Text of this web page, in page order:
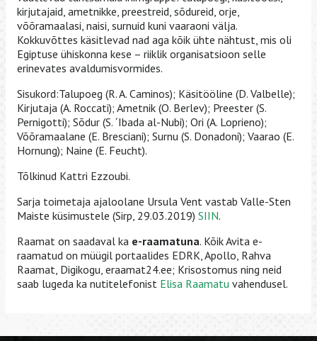
kirjutajaid, ametnikke, preestreid, sõdureid, orje,
võõramaalasi, naisi, surnuid kuni vaaraoni välja.
Kokkuvõttes käsitlevad nad aga kõik ühte nähtust, mis oli
Egiptuse ühiskonna kese – riiklik organisatsioon selle
erinevates avaldumisvormides.
Sisukord:Talupoeg (R. A. Caminos); Käsitööline (D. Valbelle);
Kirjutaja (A. Roccati); Ametnik (O. Berlev); Preester (S.
Pernigotti); Sõdur (S. ´Ibada al-Nubi); Ori (A. Loprieno);
Võõramaalane (E. Bresciani); Surnu (S. Donadoni); Vaarao (E.
Hornung); Naine (E. Feucht).
Tõlkinud Kattri Ezzoubi.
Sarja toimetaja ajaloolane Ursula Vent vastab Valle-Sten
Maiste küsimustele (Sirp, 29.03.2019) SIIN.
Raamat on saadaval ka e-raamatuna. Kõik Avita e-
raamatud on müügil portaalides EDRK, Apollo, Rahva
Raamat, Digikogu, eraamat24.ee; Krisostomus ning neid
saab lugeda ka nutitelefonist Elisa Raamatu vahendusel.